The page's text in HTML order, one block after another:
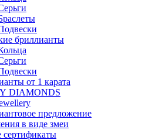
бриллианты
от 1 карата
DIAMONDS
предложение
в виде змеи